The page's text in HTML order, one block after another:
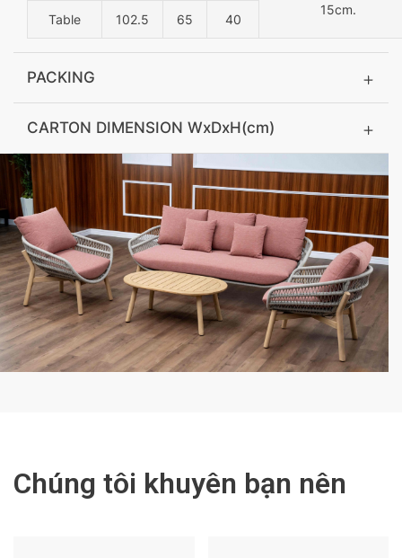
15cm.
Table 102.5 65 40
PACKING
CARTON DIMENSION WxDxH(cm)
Chúng tôi khuyên bạn nên